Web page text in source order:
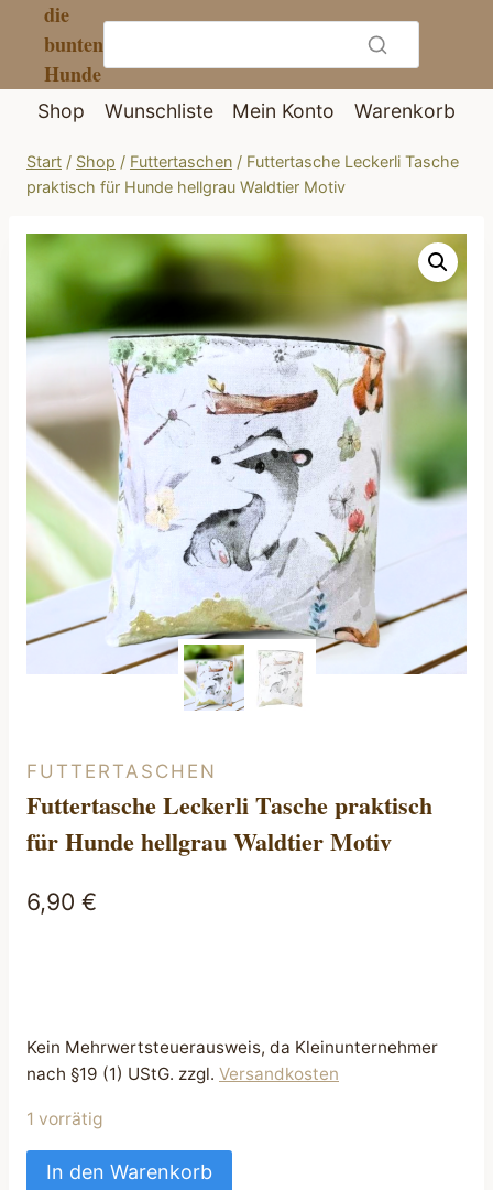
Inhalt
springen
die
bunten
Hunde
Shop Wunschliste Mein Konto Warenkorb
Start / Shop / Futtertaschen / Futtertasche Leckerli Tasche
praktisch für Hunde hellgrau Waldtier Motiv
FUTTERTASCHEN
Futtertasche Leckerli Tasche praktisch
für Hunde hellgrau Waldtier Motiv
6,90 €
Kein Mehrwertsteuerausweis, da Kleinunternehmer
nach §19 (1) UStG. zzgl. Versandkosten
1 vorrätig
Futtertasche
In den Warenkorb